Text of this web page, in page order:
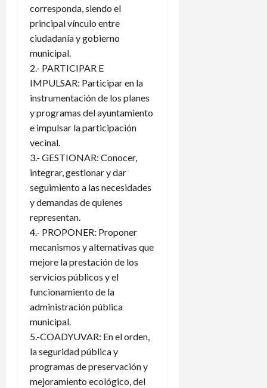
corresponda, siendo el
principal vínculo entre
ciudadanía y gobierno
municipal.
2.- PARTICIPAR E
IMPULSAR: Participar en la
instrumentación de los planes
y programas del ayuntamiento
e impulsar la participación
vecinal.
3.- GESTIONAR: Conocer,
integrar, gestionar y dar
seguimiento a las necesidades
y demandas de quienes
representan.
4.- PROPONER: Proponer
mecanismos y alternativas que
mejore la prestación de los
servicios públicos y el
funcionamiento de la
administración pública
municipal.
5.-COADYUVAR: En el orden,
la seguridad pública y
programas de preservación y
mejoramiento ecológico, del